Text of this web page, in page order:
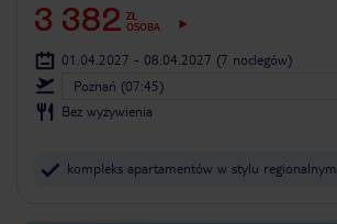
3 382 ZŁ
OSOBA
01.04.2027 - 08.04.2027 (7 noclegów)
Poznań (07:45)
Bez wyżywienia
kompleks apartamentów w stylu regionalnym